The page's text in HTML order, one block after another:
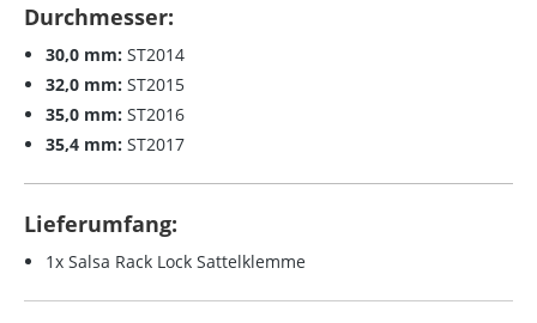
Durchmesser:
30,0 mm: ST2014
32,0 mm: ST2015
35,0 mm: ST2016
35,4 mm: ST2017
Lieferumfang:
1x Salsa Rack Lock Sattelklemme